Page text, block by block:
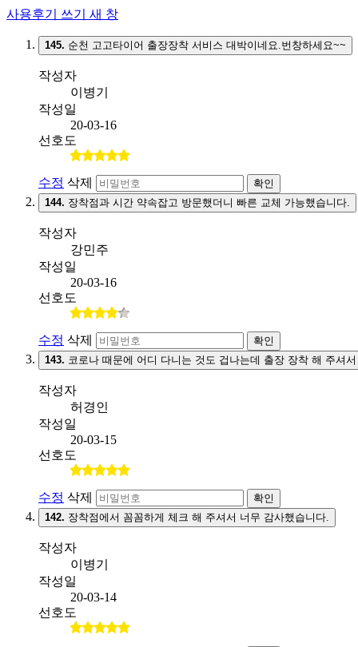
사용후기 쓰기 새 창
145. 순천 고고타이어 출장장착 서비스 대박이네요.번창하세요~~
작성자
이병기
작성일
20-03-16
선호도
수정 삭제
확인
144. 장착점과 시간 약속잡고 방문했더니 빠른 교체 가능했습니다.
작성자
강민주
작성일
20-03-16
선호도
수정 삭제
확인
143. 코로나 때문에 어디 다니는 것도 겁나는데 출장 장착 해 주셔
작성자
허경인
작성일
20-03-15
선호도
수정 삭제
확인
142. 장착점에서 꼼꼼하게 체크 해 주셔서 너무 감사했습니다.
작성자
이병기
작성일
20-03-14
선호도